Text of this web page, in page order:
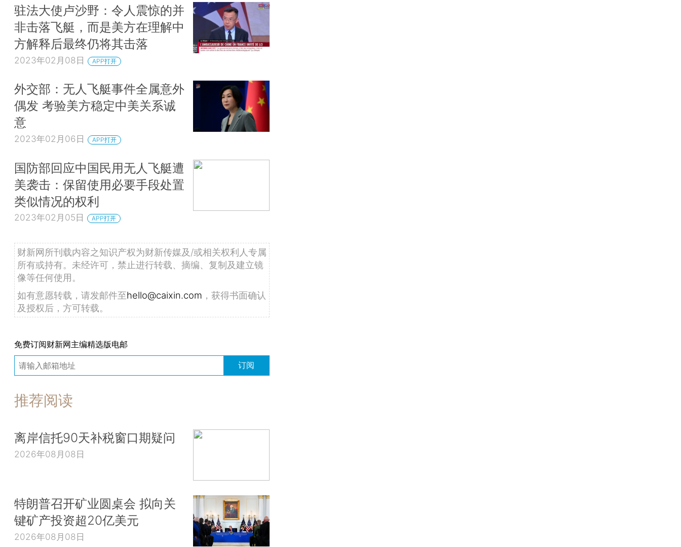
驻法大使卢沙野：令人震惊的并
非击落飞艇，而是美方在理解中
方解释后最终仍将其击落
2023年02月08日 APP打开
外交部：无人飞艇事件全属意外
偶发 考验美方稳定中美关系诚
意
2023年02月06日 APP打开
国防部回应中国民用无人飞艇遭
美袭击：保留使用必要手段处置
类似情况的权利
2023年02月05日 APP打开
财新网所刊载内容之知识产权为财新传媒及/或相关权利人专属
所有或持有。未经许可，禁止进行转载、摘编、复制及建立镜
像等任何使用。
如有意愿转载，请发邮件至hello@caixin.com ，获得书面确认
及授权后，方可转载。
免费订阅财新网主编精选版电邮
订阅
推荐阅读
离岸信托90天补税窗口期疑问
2026年08月08日
特朗普召开矿业圆桌会 拟向关
键矿产投资超20亿美元
2026年08月08日